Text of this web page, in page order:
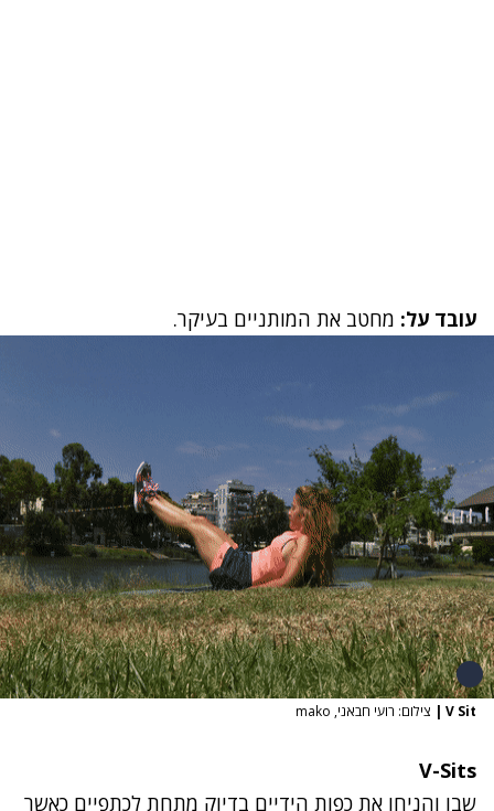
עובד על: מחטב את המותניים בעיקר.
V Sit
| צילום: רועי חבאני, mako
V-Sits
שבו והניחו את כפות הידיים בדיוק מתחת לכתפיים כאשר